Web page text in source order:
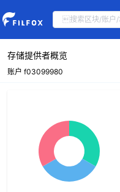
存储提供者概览
账户 f03099980